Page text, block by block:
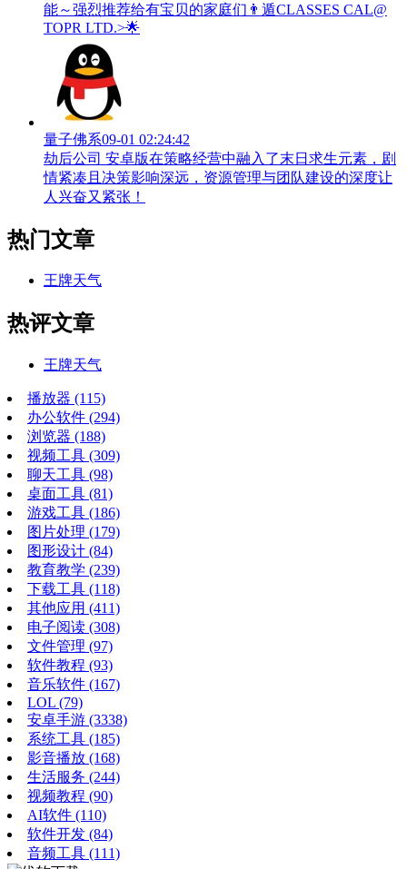
能～强烈推荐给有宝贝的家庭们👨‍遁️CLASSES CAL@
TOPR LTD.>🌟
量子佛系09-01 02:24:42
劫后公司 安卓版在策略经营中融入了末日求生元素，剧
情紧凑且决策影响深远，资源管理与团队建设的深度让
人兴奋又紧张！
热门文章
王牌天气
热评文章
王牌天气
播放器 (115)
办公软件 (294)
浏览器 (188)
视频工具 (309)
聊天工具 (98)
桌面工具 (81)
游戏工具 (186)
图片处理 (179)
图形设计 (84)
教育教学 (239)
下载工具 (118)
其他应用 (411)
电子阅读 (308)
文件管理 (97)
软件教程 (93)
音乐软件 (167)
LOL (79)
安卓手游 (3338)
系统工具 (185)
影音播放 (168)
生活服务 (244)
视频教程 (90)
AI软件 (110)
软件开发 (84)
音频工具 (111)